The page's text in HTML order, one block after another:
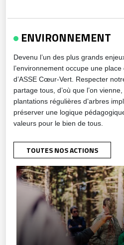
ENVIRONNEMENT
Devenu l’un des plus grands
l’environnement occupe une place
d’ASSE Cœur-Vert. Respecter
partage tous, d’où que l’on
plantations régulières d’arbres
préserver une logique
valeurs pour le bien de tous.
TOUTES NOS ACTIONS